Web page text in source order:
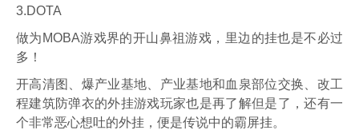
3.DOTA
做为MOBA游戏界的开山鼻祖游戏，里边的挂也是不必过
多！
开高清图、爆产业基地、产业基地和血泉部位交换、改工
程建筑防弹衣的外挂游戏玩家也是再了解但是了，还有一
个非常恶心想吐的外挂，便是传说中的霸屏挂。